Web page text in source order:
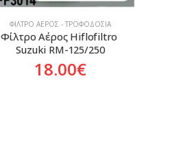
ΦΊΛΤΡΟ ΑΈΡΟΣ - ΤΡΟΦΟΔΟΣΊΑ
Φίλτρο Αέρος Hiflofiltro
Suzuki RM-125/250
18.00€